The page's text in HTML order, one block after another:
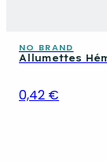
NO BRAND
Allumettes
0,42 €